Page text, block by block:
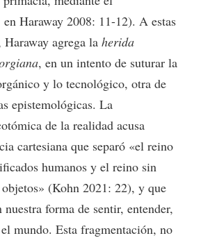
Haraway 2008: 11-12). A estas
agrega la herida
, en un intento de suturar la
y lo tecnológico, otra de
epistemológicas. La
de la realidad acusa
cartesiana que separó «el reino
humanos y el reino sin
(Kohn 2021: 22), y que
forma de sentir, entender,
mundo. Esta fragmentación, no